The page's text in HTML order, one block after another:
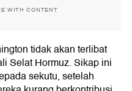
WITH CONTENT
tidak akan terlibat
Selat Hormuz. Sikap ini
sekutu, setelah